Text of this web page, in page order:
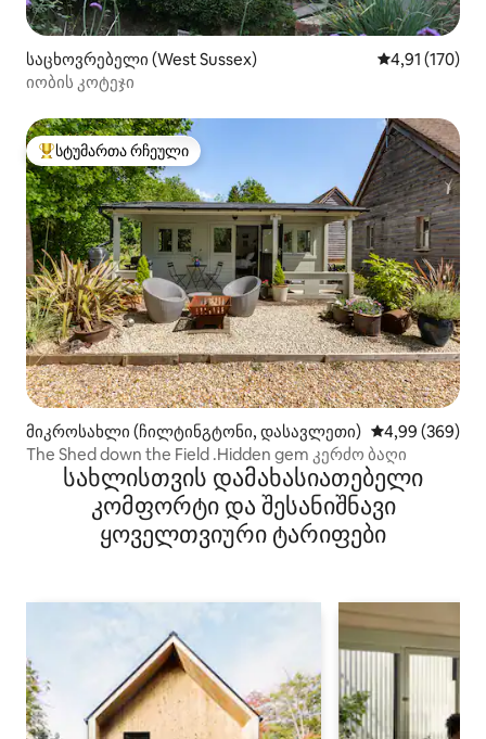
საცხოვრებელი (West Sussex) საშუალო
4,91 (170)
იობის კოტეჯი
სტუმართა რჩეული მოწინავე ვარიანტი
სტუმართა რჩეული
მიკროსახლი (ჩილტინგტონი, დასავლეთი) საშუალო
4,99 (369)
The Shed down the Field .Hidden gem კერძო ბაღი
სახლისთვის დამახასიათებელი
კომფორტი და შესანიშნავი
ყოველთვიური ტარიფები